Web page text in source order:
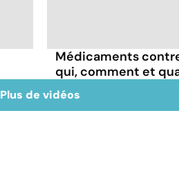
Médicaments
qui, comment et
Plus de vidéos